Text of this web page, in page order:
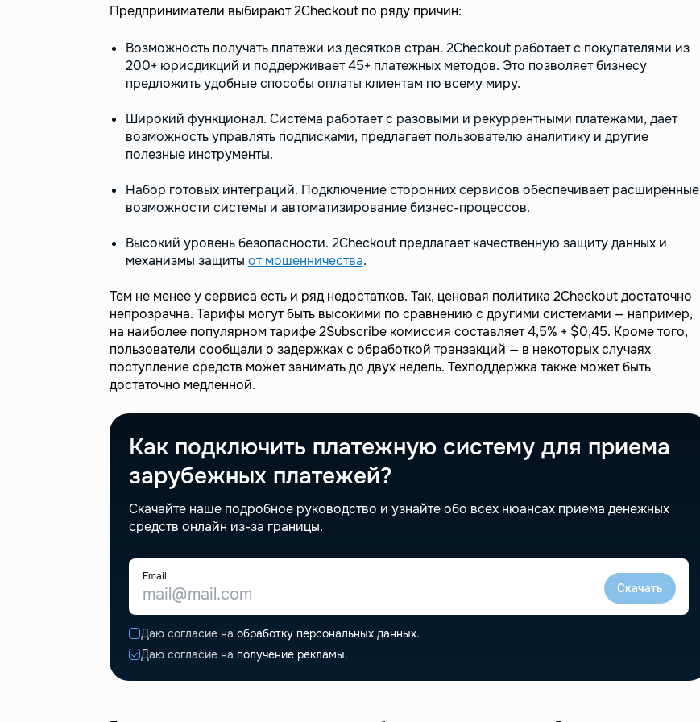
Предприниматели выбирают 2Checkout по ряду причин:
Возможность получать платежи из десятков стран. 2Checkout работает с покупателями из
200+ юрисдикций и поддерживает 45+ платежных методов. Это позволяет бизнесу
предложить удобные способы оплаты клиентам по всему миру.
Широкий функционал. Система работает с разовыми и рекуррентными платежами, дает
возможность управлять подписками, предлагает пользователю аналитику и другие
полезные инструменты.
Набор готовых интеграций. Подключение сторонних сервисов обеспечивает расширенные
возможности системы и автоматизирование бизнес-процессов.
Высокий уровень безопасности. 2Checkout предлагает качественную защиту данных и
механизмы защиты от мошенничества.
Тем не менее у сервиса есть и ряд недостатков. Так, ценовая политика 2Checkout достаточно
непрозрачна. Тарифы могут быть высокими по сравнению с другими системами — например,
на наиболее популярном тарифе 2Subscribe комиссия составляет 4,5% + $0,45. Кроме того,
пользователи сообщали о задержках с обработкой транзакций — в некоторых случаях
поступление средств может занимать до двух недель. Техподдержка также может быть
достаточно медленной.
Как подключить платежную систему для приема
зарубежных платежей?
Скачайте наше подробное руководство и узнайте обо всех нюансах приема денежных
средств онлайн из-за границы.
Email
Скачать
Даю согласие на обработку персональных данных.
Даю согласие на получение рекламы.